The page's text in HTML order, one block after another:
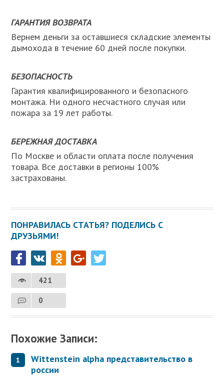
ГАРАНТИЯ ВОЗВРАТА
Вернем деньги за оставшиеся складские элементы
дымохода в течение 60 дней после покупки.
БЕЗОПАСНОСТЬ
Гарантия квалифицированного и безопасного
монтажа. Ни одного несчастного случая или
пожара за 19 лет работы.
БЕРЕЖНАЯ ДОСТАВКА
По Москве и области оплата после получения
товара. Все доставки в регионы 100%
застрахованы.
ПОНРАВИЛАСЬ СТАТЬЯ? ПОДЕЛИСЬ С
ДРУЗЬЯМИ!
421
0
Похожие Записи:
Wittenstein alpha представительство в
россии